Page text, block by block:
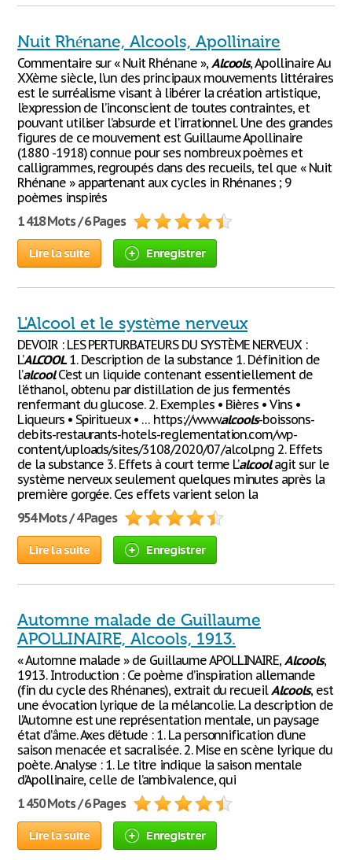
Nuit Rhénane, Alcools, Apollinaire
Commentaire sur « Nuit Rhénane »,Alcools, Apollinaire Au
XXème siècle, l’un des principaux mouvements littéraires
est le surréalisme visant à libérer la création artistique,
l’expression de l’inconscient de toutes contraintes, et
pouvant utiliser l’absurde et l’irrationnel. Une des grandes
figures de ce mouvement est Guillaume Apollinaire
(1880 -1918) connue pour ses nombreux poèmes et
calligrammes, regroupés dans des recueils, tel que « Nuit
Rhénane » appartenant aux cycles in Rhénanes ; 9
poèmes inspirés
1 418 Mots / 6 Pages
Lire la suite Enregistrer
L'Alcool et le système nerveux
DEVOIR : LES PERTURBATEURS DU SYSTÈME NERVEUX :
L’ALCOOL1. Description de la substance 1. Définition de
l’alcoolC’est un liquide contenant essentiellement de
l'éthanol, obtenu par distillation de jus fermentés
renfermant du glucose. 2. Exemples • Bières • Vins •
Liqueurs • Spiritueux • … https://www.alcools-boissons-
debits-restaurants-hotels-reglementation.com/wp-
content/uploads/sites/3108/2020/07/alcol.png 2. Effets
de la substance 3. Effets à court terme L’alcoolagit sur le
système nerveux seulement quelques minutes après la
première gorgée. Ces effets varient selon la
954 Mots / 4 Pages
Lire la suite Enregistrer
Automne malade de Guillaume
APOLLINAIRE, Alcools, 1913.
« Automne malade » de Guillaume APOLLINAIRE,Alcools,
1913. Introduction : Ce poème d’inspiration allemande
(fin du cycle des Rhénanes), extrait du recueilAlcools, est
une évocation lyrique de la mélancolie. La description de
l’Automne est une représentation mentale, un paysage
état d’âme. Axes d’étude : 1. La personnification d’une
saison menacée et sacralisée. 2. Mise en scène lyrique du
poète. Analyse : 1. Le titre indique la saison mentale
d’Apollinaire, celle de l’ambivalence, qui
1 450 Mots / 6 Pages
Lire la suite Enregistrer